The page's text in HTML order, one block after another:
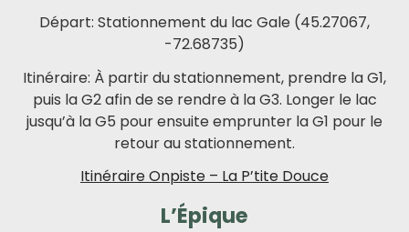
Départ: Stationnement du lac Gale (45.27067,
-72.68735)
Itinéraire: À partir du stationnement, prendre la G1,
puis la G2 afin de se rendre à la G3. Longer le lac
jusqu’à la G5 pour ensuite emprunter la G1 pour le
retour au stationnement.
Itinéraire Onpiste – La P’tite Douce
L’Épique